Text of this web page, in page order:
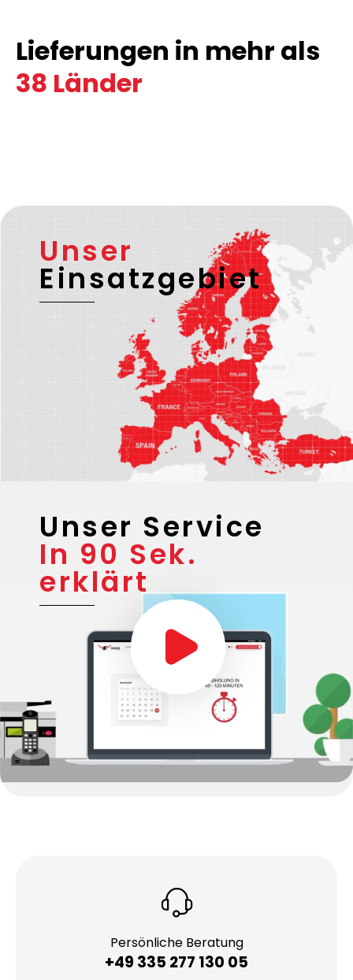
Lieferungen in mehr als
38 Länder
Unser
Einsatzgebiet
Unser Service
In 90 Sek.
erklärt
Persönliche Beratung
+49 335 277 130 05